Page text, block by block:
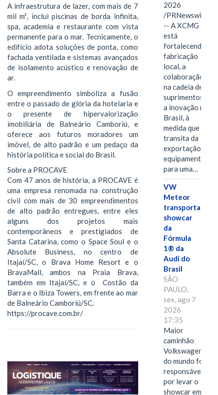
A infraestrutura de lazer, com mais de 7
mil m², inclui piscinas de borda infinita,
spa, academia e restaurante com vista
permanente para o mar. Tecnicamente, o
edifício adota soluções de ponta, como
fachada ventilada e sistemas avançados
de isolamento acústico e renovação de
ar.
O empreendimento simboliza a fusão
entre o passado de glória da hotelaria e
o presente de hipervalorização
imobiliária de Balneário Camboriú, e
oferece aos futuros moradores um
imóvel, de alto padrão e um pedaço da
história política e social do Brasil.
Sobre a PROCAVE
Com 47 anos de história, a PROCAVE é
uma empresa renomada na construção
civil com mais de 30 empreendimentos
de alto padrão entregues, entre eles
alguns dos projetos mais
contemporâneos e prestigiados de
Santa Catarina, como o Space Soul e o
Absolute Business, no centro de
Itajaí/SC, o Brava Home Resort e o
BravaMall, ambos na Praia Brava,
também em Itajaí/SC, e o Costão da
Barra e o Ibiza Towers, em frente ao mar
de Balneário Camboriú/SC.
https://procave.com.br/
2026
/PRNewswire/
-- A XCMG
está
fortalecendo a
fabricação
local, a
colaboração
na cadeia de
suprimentos e
a inovação no
Brasil, à
medida que
transita da
exportação de
equipamentos
para uma…
VW
Meteor
transporta
showcar
da
Fórmula
1® da
Audi do
Brasil
SÃO
PAULO,
sex, ago 7
2026
17:35
Maior
caminhão
Volkswagen
do mundo foi
responsável
por levar o
showcar em